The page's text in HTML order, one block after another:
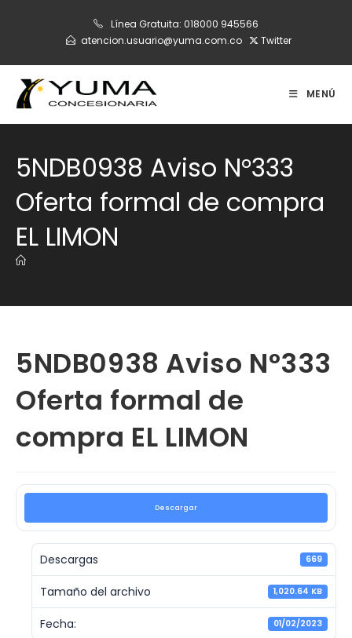
Línea Gratuita: 018000 945566
atencion.usuario@yuma.com.co
Twitter
MENÚ
5NDB0938 Aviso N°333
Oferta formal de compra
EL LIMON
5NDB0938 Aviso N°333
Oferta formal de
compra EL LIMON
Descargar
Descargas 669
Tamaño del archivo 1,020.64 KB
Fecha: 01/02/2023